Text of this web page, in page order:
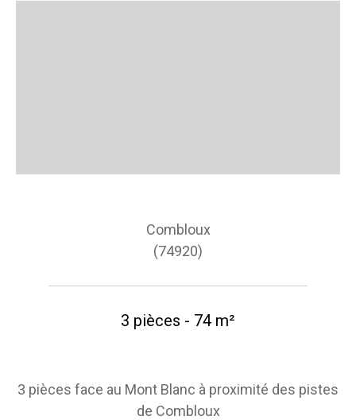
Combloux
(74920)
3 pièces - 74 m²
3 pièces face au Mont Blanc à proximité des pistes
de Combloux